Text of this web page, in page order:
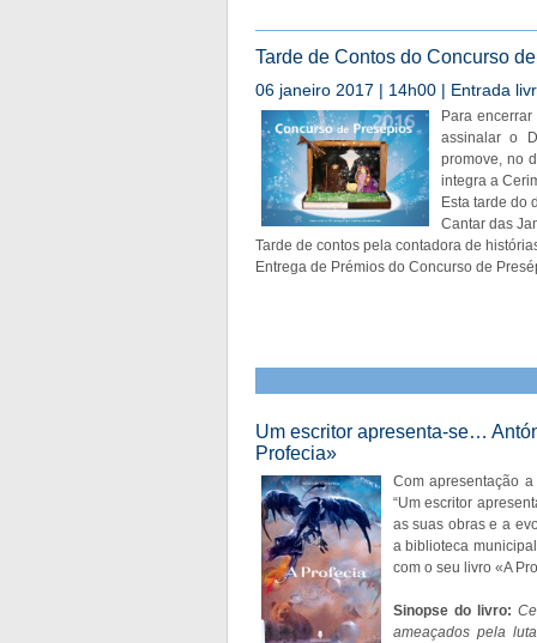
Tarde de Contos do Concurso
06 janeiro 2017 | 14h00 | Entrada
Para
assinalar o
promove, no
integra a
Esta tarde do
Cantar das
Tarde de contos pela contadora de
Entrega de Prémios do Concurso de
Um escritor apresenta-se…
Profecia»
Com apresentação
“Um escritor
as suas obras e a
a biblioteca
com o seu livro «A
Sinopse do livro:
ameaçados pela